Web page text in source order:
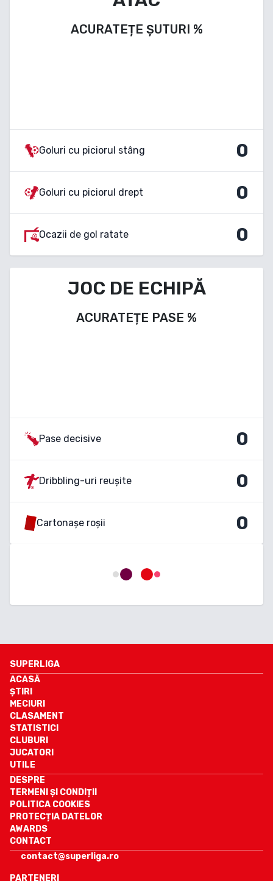
ACURATEȚE ȘUTURI %
Goluri cu piciorul stâng 0
Goluri cu piciorul drept 0
Ocazii de gol ratate 0
JOC DE ECHIPĂ
ACURATEȚE PASE %
Pase decisive 0
Dribbling-uri reușite 0
Cartonașe roșii 0
SUPERLIGA
ACASĂ
ȘTIRI
MECIURI
CLASAMENT
STATISTICI
CLUBURI
JUCATORI
UTILE
DESPRE
TERMENI ȘI CONDIȚII
POLITICA COOKIES
PROTECȚIA DATELOR
AWARDS
CONTACT
contact@superliga.ro
PARTENERI